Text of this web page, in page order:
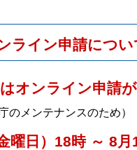
ライン申請につい
オンライン申請
のメンテナンスのため）
曜日）18時 ～ 8月